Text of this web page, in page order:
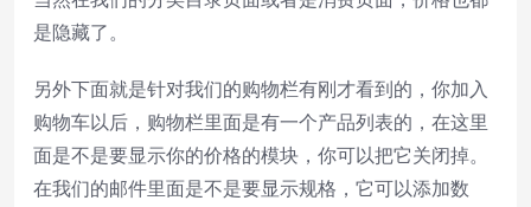
是隐藏了。
另外下面就是针对我们的购物栏有刚才看到的，你加入
购物车以后，购物栏里面是有一个产品列表的，在这里
面是不是要显示你的价格的模块，你可以把它关闭掉。
在我们的邮件里面是不是要显示规格，它可以添加数